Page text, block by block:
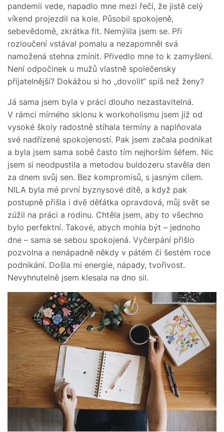
pandemii vede, napadlo mne mezi řečí, že jistě celý
víkend projezdil na kole. Působil spokojeně,
sebevědomě, zkrátka fit. Nemýlila jsem se. Při
rozloučení vstával pomalu a nezapomněl svá
namožená stehna zmínit. Přivedlo mne to k zamyšlení.
Není odpočinek u mužů vlastně společensky
přijatelnější? Dokážou si ho „dovolit“ spíš než ženy?
Já sama jsem byla v práci dlouho nezastavitelná.
V rámci mírného sklonu k workoholismu jsem již od
vysoké školy radostně stíhala termíny a naplňovala
své nadřízené spokojeností. Pak jsem začala podnikat
a byla jsem sama sobě často tím nejhorším šéfem. Nic
jsem si neodpustila a metodou buldozeru stavěla den
za dnem svůj sen. Bez kompromisů, s jasným cílem.
NILA byla mé první byznysové dítě, a když pak
postupně přišla i dvě děťátka opravdová, můj svět se
zúžil na práci a rodinu. Chtěla jsem, aby to všechno
bylo perfektní. Takové, abych mohla být – jednoho
dne – sama se sebou spokojená. Vyčerpání přišlo
pozvolna a nenápadně někdy v pátém či šestém roce
podnikání. Došla mi energie, nápady, tvořivost.
Nevyhnutelně jsem klesala na dno sil.